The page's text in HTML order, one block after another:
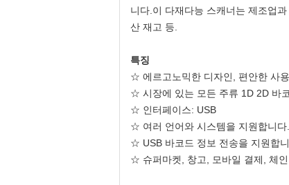
니다.이 다재다능 스캐너는 제조업
산 재고 등.
특징
☆ 에르고노믹한 디자인, 편안한 사용
☆ 시장에 있는 모든 주류 1D 2D 바
☆ 인터페이스: USB
☆ 여러 언어와 시스템을 지원합니다.
☆ USB 바코드 정보 전송을 지원합
☆ 슈퍼마켓, 창고, 모바일 결제, 체